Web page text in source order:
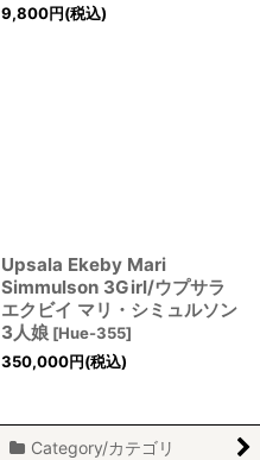
9,800円(税込)
Upsala Ekeby Mari
Simmulson 3Girl/ウプサラ
エクビイ マリ・シミュルソン
3人娘 [Hue-355]
350,000円(税込)
Category/カテゴリ